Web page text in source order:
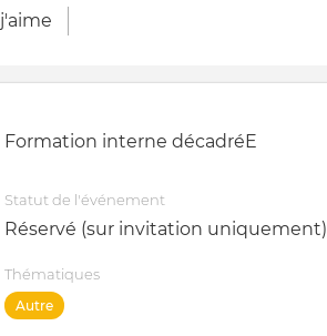
j'aime
Formation interne décadréE
Statut de l'événement
Réservé (sur invitation uniquement)
Thématiques
Autre